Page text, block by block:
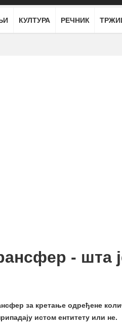
КУЛТУРА РЕЧНИК
- шта
за кретање одређене
истом ентитету или не.